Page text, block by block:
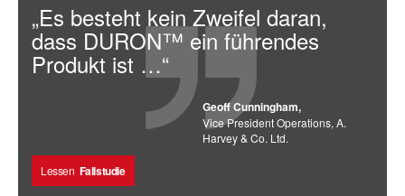
„Es besteht kein Zweifel daran,
dass DURON™ ein führendes
Produkt ist …“
Geoff Cunningham,
Vice President Operations, A.
Harvey & Co. Ltd.
Lessen Fallstudie